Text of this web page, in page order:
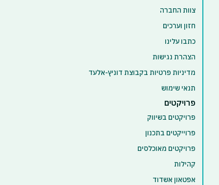
צוות החברה
חזון וערכים
כתבו עלינו
הצהרת נגישות
מדיניות פרטיות בקבוצת דוניץ-אלעד
תנאי שימוש
פרויקטים
פרויקטים בשיווק
פרוייקטים בתכנון
פרויקטים מאוכלסים
קהילות
אפטאון אשדוד